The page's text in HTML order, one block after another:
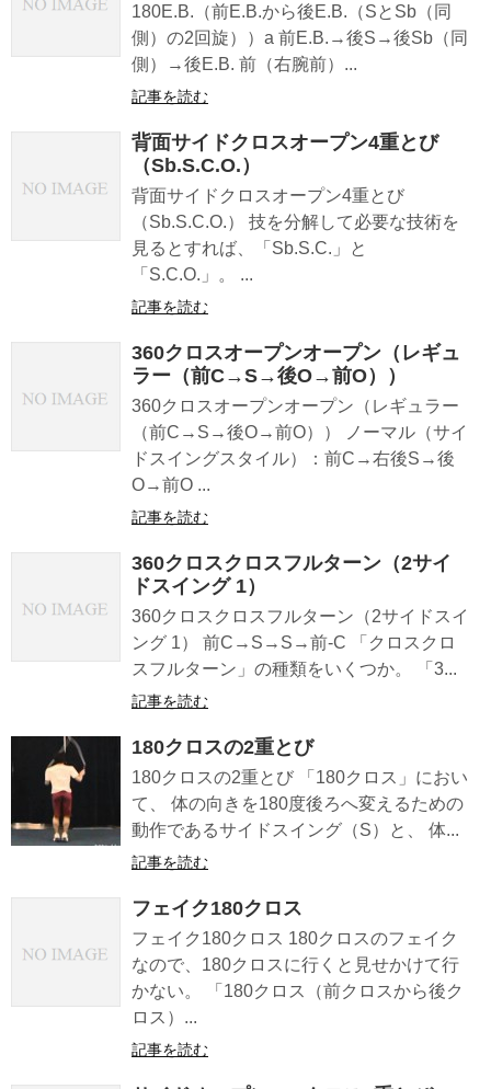
180E.B.（前E.B.から後E.B.（SとSb（同
側）の2回旋））a 前E.B.→後S→後Sb（同
側）→後E.B. 前（右腕前）...
記事を読む
背面サイドクロスオープン4重とび
（Sb.S.C.O.）
背面サイドクロスオープン4重とび
（Sb.S.C.O.） 技を分解して必要な技術を
見るとすれば、「Sb.S.C.」と
「S.C.O.」。 ...
記事を読む
360クロスオープンオープン（レギュ
ラー（前C→S→後O→前O））
360クロスオープンオープン（レギュラー
（前C→S→後O→前O）） ノーマル（サイ
ドスイングスタイル）：前C→右後S→後
O→前O ...
記事を読む
360クロスクロスフルターン（2サイ
ドスイング 1）
360クロスクロスフルターン（2サイドスイ
ング 1） 前C→S→S→前-C 「クロスクロ
スフルターン」の種類をいくつか。 「3...
記事を読む
180クロスの2重とび
180クロスの2重とび 「180クロス」におい
て、 体の向きを180度後ろへ変えるための
動作であるサイドスイング（S）と、 体...
記事を読む
フェイク180クロス
フェイク180クロス 180クロスのフェイク
なので、180クロスに行くと見せかけて行
かない。 「180クロス（前クロスから後ク
ロス）...
記事を読む